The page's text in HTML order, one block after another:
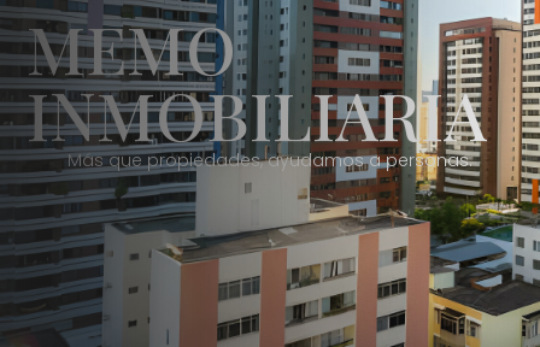
MEMO
INMOBILIARIA
Más que propiedades, ayudamos a personas.